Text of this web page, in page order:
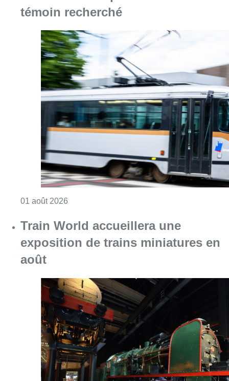
témoin recherché
01 août 2026
Train World accueillera une
exposition de trains miniatures en
août